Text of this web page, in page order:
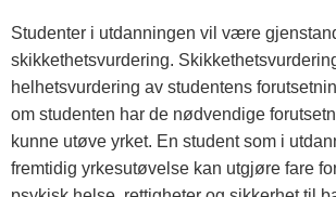
Studenter i utdanningen vil være
skikkethetsvurdering.
helhetsvurdering av studentens
om studenten har de nødvendige
kunne utøve yrket. En student som i
fremtidig yrkesutøvelse kan utgjøre fare